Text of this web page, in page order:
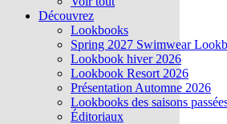
Découvrez
Lookbooks
Spring 2027 Swimwear
Lookbook hiver 2026
Lookbook Resort 2026
Présentation Automne 2026
Lookbooks des saisons
Éditoriaux